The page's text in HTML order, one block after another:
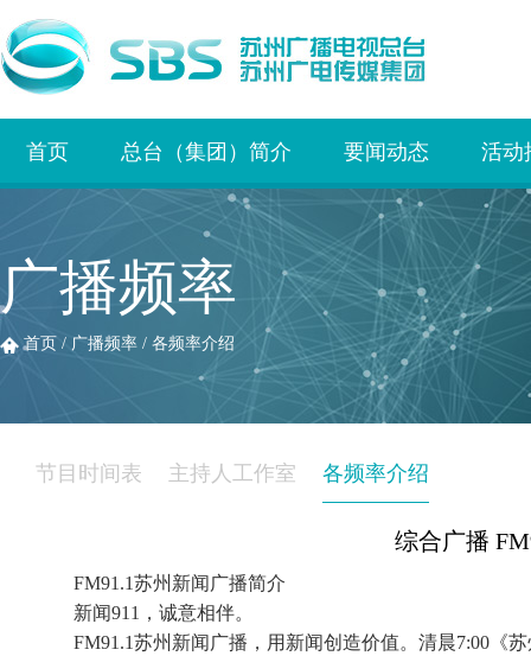
首页 总台（集团）简介 要闻动态 活动
广播频率
首页 / 广播频率 / 各频率介绍
节目时间表 主持人工作室 各频率介绍
综合广播
FM91.1苏州新闻广播简介
新闻911，诚意相伴。
FM91.1苏州新闻广播，用新闻创造价值。清晨7:00《